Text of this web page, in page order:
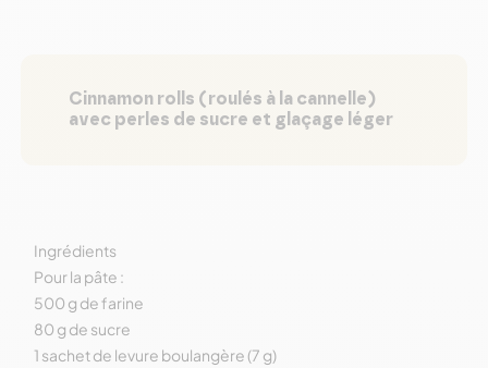
Cinnamon rolls (roulés à la cannelle)
avec perles de sucre et glaçage léger
Ingrédients
Pour la pâte :
500 g de farine
80 g de sucre
1 sachet de levure boulangère (7 g)